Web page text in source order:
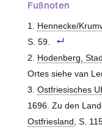
Fußnoten
Hennecke/
S. 59.
Hodenberg,
Ortes siehe van
Ostfriesisches
1696. Zu den
Ostfriesland , S.